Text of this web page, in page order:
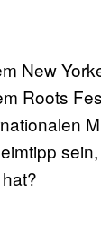
New
Roots